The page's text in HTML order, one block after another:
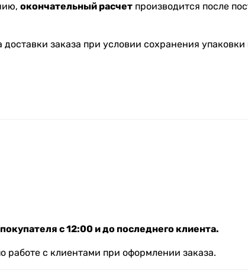
окончательный расчет производится после
доставки заказа при условии сохранения
с 12:00 и до последнего клиента.
работе с клиентами при оформлении заказа.